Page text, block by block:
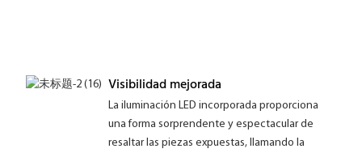
Visibilidad mejorada
La iluminación LED incorporada proporciona
una forma sorprendente y espectacular de
resaltar las piezas expuestas, llamando la